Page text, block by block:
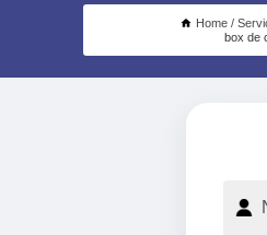
Home
box de